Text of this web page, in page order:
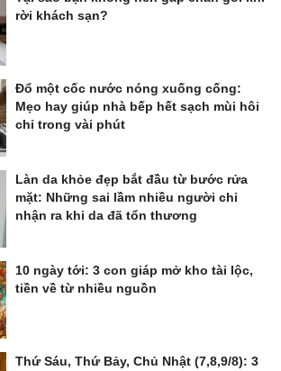
rời khách sạn?
Đổ một cốc nước nóng xuống cống:
Mẹo hay giúp nhà bếp hết sạch mùi hôi
chỉ trong vài phút
Làn da khỏe đẹp bắt đầu từ bước rửa
mặt: Những sai lầm nhiều người chỉ
nhận ra khi da đã tổn thương
10 ngày tới: 3 con giáp mở kho tài lộc,
tiền về từ nhiều nguồn
Thứ Sáu, Thứ Bảy, Chủ Nhật (7,8,9/8): 3